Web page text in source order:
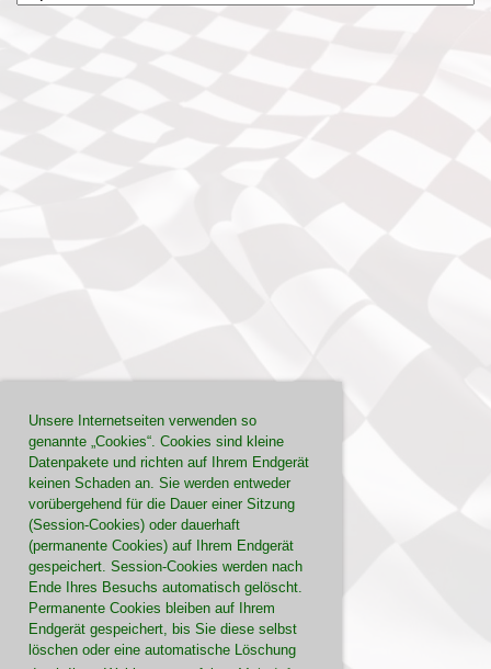
Unsere Internetseiten verwenden so
genannte „Cookies“. Cookies sind kleine
Datenpakete und richten auf Ihrem Endgerät
keinen Schaden an. Sie werden entweder
vorübergehend für die Dauer einer Sitzung
(Session-Cookies) oder dauerhaft
(permanente Cookies) auf Ihrem Endgerät
gespeichert. Session-Cookies werden nach
Ende Ihres Besuchs automatisch gelöscht.
Permanente Cookies bleiben auf Ihrem
Endgerät gespeichert, bis Sie diese selbst
löschen oder eine automatische Löschung